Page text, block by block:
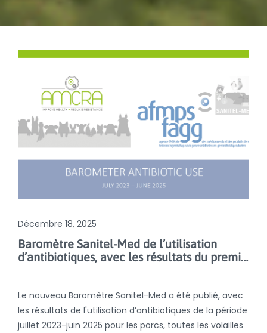
Décembre 18, 2025
Baromètre Sanitel-Med de l’utilisation
d’antibiotiques, avec les résultats du premier semestre de 2025
Le nouveau Baromètre Sanitel-Med a été publié, avec
les résultats de l'utilisation d’antibiotiques de la période
juillet 2023-juin 2025 pour les porcs, toutes les volailles